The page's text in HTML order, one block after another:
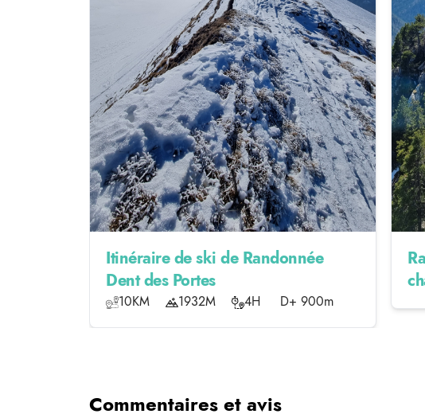
Itinéraire de ski de Randonnée
Dent des Portes
10KM 1932M 4H D+ 900m
Commentaires et avis